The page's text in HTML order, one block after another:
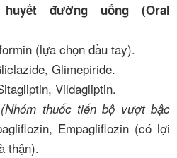
đường uống (Oral
(lựa chọn đầu tay).
Glimepiride.
Vildagliptin.
thuốc tiến bộ vượt bậc
Empagliflozin (có lợi
thận).